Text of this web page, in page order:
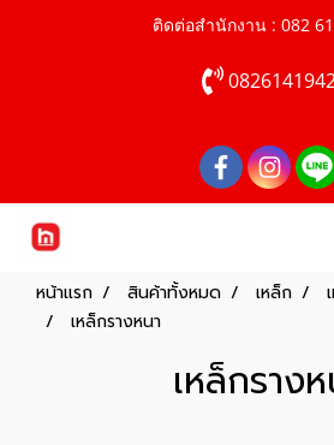
ติดต่อสำนักงาน : 082
หน้าแรก สินค้าทั้งหมด เหล็ก
เหล็กรางหนา
เหล็กราง